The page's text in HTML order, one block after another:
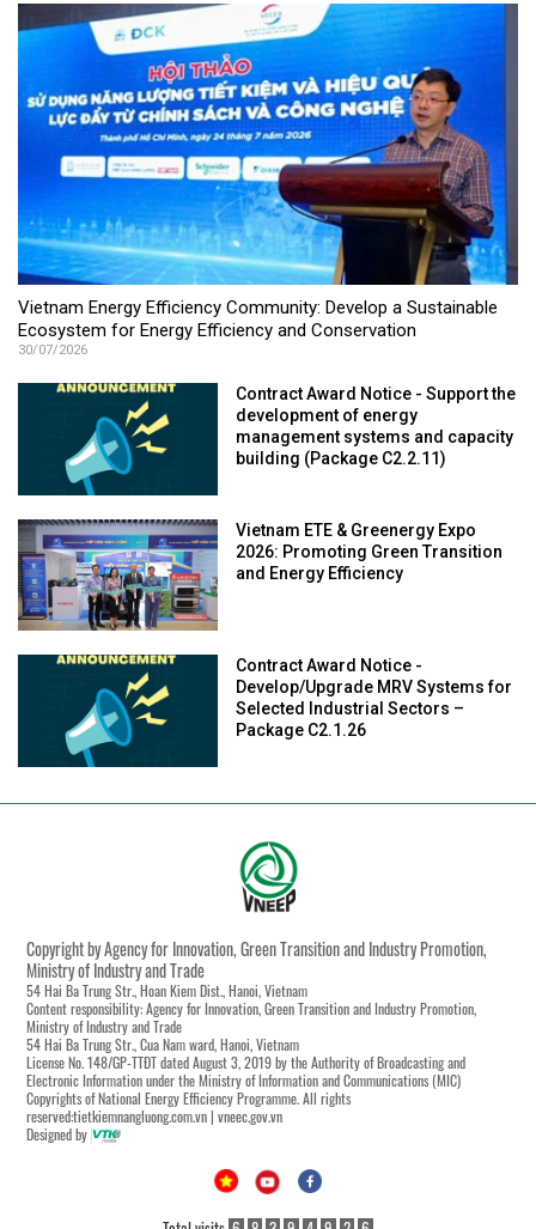
Vietnam Energy Efficiency Community: Develop a Sustainable
Ecosystem for Energy Efficiency and Conservation
30/07/2026
Contract Award Notice - Support the
development of energy
management systems and capacity
building (Package C2.2.11)
Vietnam ETE & Greenergy Expo
2026: Promoting Green Transition
and Energy Efficiency
Contract Award Notice -
Develop/Upgrade MRV Systems for
Selected Industrial Sectors –
Package C2.1.26
Copyright by Agency for Innovation, Green Transition and Industry Promotion,
Ministry of Industry and Trade
54 Hai Ba Trung Str., Hoan Kiem Dist., Hanoi, Vietnam
Content responsibility: Agency for Innovation, Green Transition and Industry Promotion,
Ministry of Industry and Trade
54 Hai Ba Trung Str., Cua Nam ward, Hanoi, Vietnam
License No. 148/GP-TTĐT dated August 3, 2019 by the Authority of Broadcasting and
Electronic Information under the Ministry of Information and Communications (MIC)
Copyrights of National Energy Efficiency Programme. All rights
reserved:tietkiemnangluong.com.vn | vneec.gov.vn
Designed by